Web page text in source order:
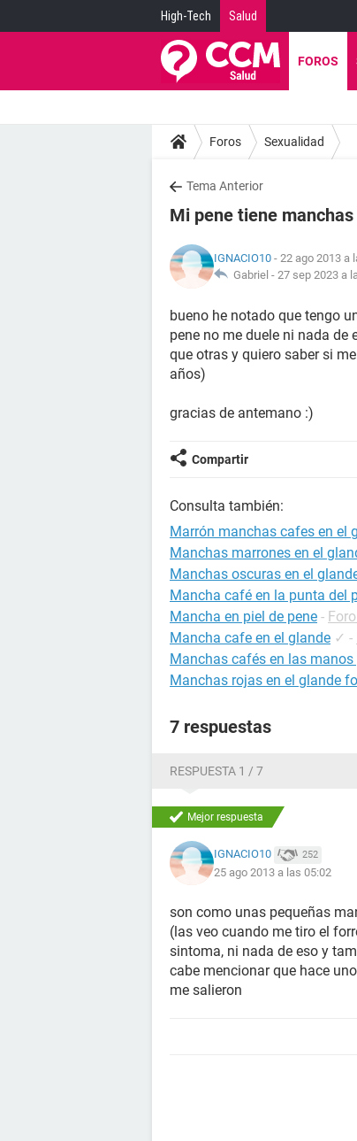
High-Tech Salud
FOROS
Foros Sexualidad
Tema Anterior
Mi pene tiene
IGNACIO10 - 22 ago 2013 a
Gabriel - 27 sep 2023 a
bueno he notado que tengo
pene no me duele ni nada de
que otras y quiero saber si
años)
gracias de antemano :)
Compartir
Consulta también:
Marrón manchas cafes en el
Manchas marrones en el
Manchas oscuras en el
Mancha café en la punta del
Mancha en piel de pene -
Mancha cafe en el glande ✓ -
Manchas cafés en las manos
Manchas rojas en el glande
7 respuestas
RESPUESTA 1 / 7
Mejor respuesta
IGNACIO10 252
25 ago 2013 a las 05:02
son como unas pequeñas
(las veo cuando me tiro el
sintoma, ni nada de eso y
cabe mencionar que hace
me salieron